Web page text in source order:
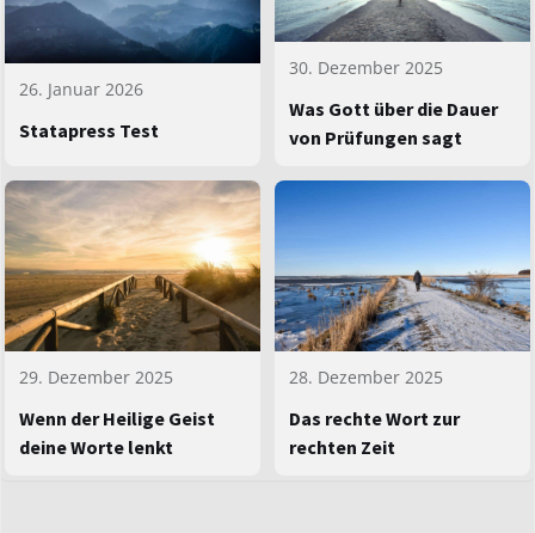
26. Januar 2026
Statapress Test
30. Dezember 2025
Was Gott über die Dauer
von Prüfungen sagt
29. Dezember 2025
Wenn der Heilige Geist
deine Worte lenkt
28. Dezember 2025
Das rechte Wort zur
rechten Zeit